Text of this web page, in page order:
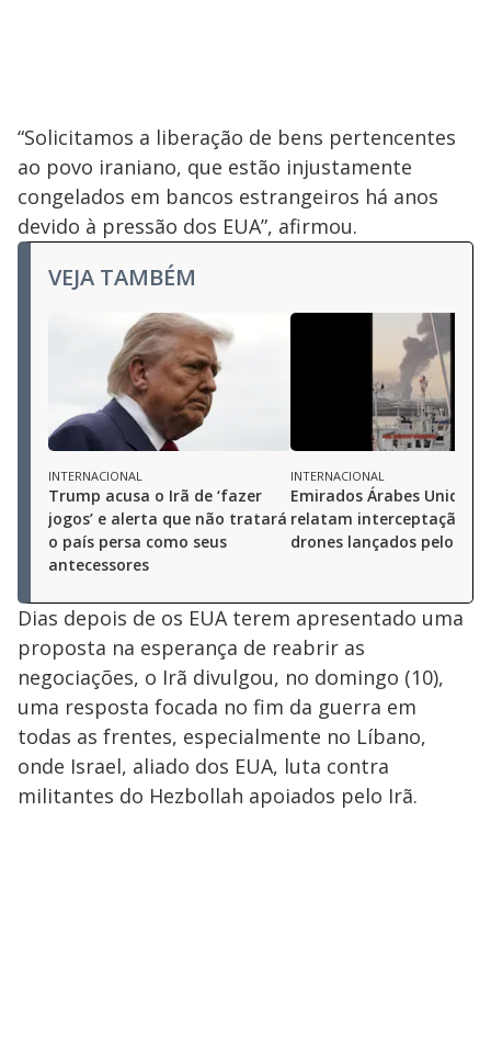
“Solicitamos a liberação de bens pertencentes
ao povo iraniano, que estão injustamente
congelados em bancos estrangeiros há anos
devido à pressão dos EUA”, afirmou.
VEJA TAMBÉM
INTERNACIONAL
Trump acusa o Irã de ‘fazer
jogos’ e alerta que não tratará
o país persa como seus
antecessores
INTERNACIONAL
Emirados Árabes Unidos
relatam interceptação de
drones lançados pelo Irã
Dias depois de os EUA terem apresentado uma
proposta na esperança de reabrir as
negociações, o Irã divulgou, no domingo (10),
uma resposta focada no fim da guerra em
todas as frentes, especialmente no Líbano,
onde Israel, aliado dos EUA, luta contra
militantes do Hezbollah apoiados pelo Irã.